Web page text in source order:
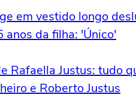
em vestido longo
anos da filha: 'Único'
Rafaella Justus: tudo
e Roberto Justus